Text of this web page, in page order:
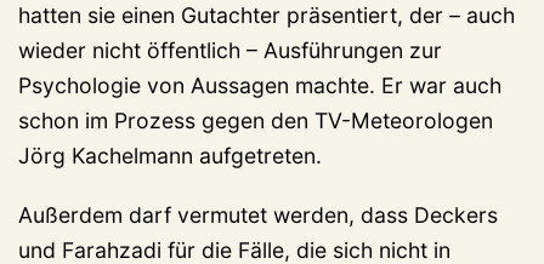
hatten sie einen Gutachter präsentiert, der – auch
wieder nicht öffentlich – Ausführungen zur
Psychologie von Aussagen machte. Er war auch
schon im Prozess gegen den TV-Meteorologen
Jörg Kachelmann aufgetreten.
Außerdem darf vermutet werden, dass Deckers
und Farahzadi für die Fälle, die sich nicht in